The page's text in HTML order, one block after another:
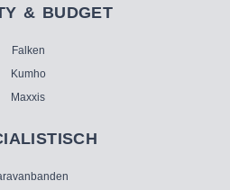
& BUDGET
Falken
Kumho
Maxxis